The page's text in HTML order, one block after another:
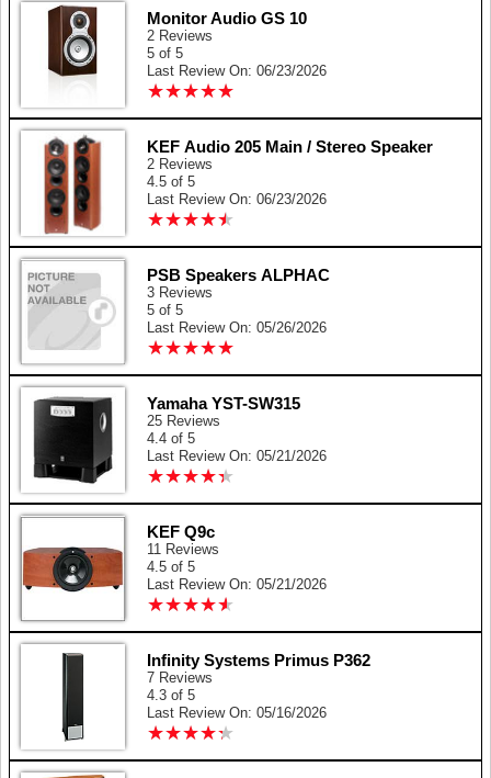
Monitor Audio GS 10
2 Reviews
5 of 5
Last Review On: 06/23/2026
★★★★★
★★★★★
KEF Audio 205 Main / Stereo Speaker
2 Reviews
4.5 of 5
Last Review On: 06/23/2026
★★★★★
★★★★★
PSB Speakers ALPHAC
3 Reviews
5 of 5
Last Review On: 05/26/2026
★★★★★
★★★★★
Yamaha YST-SW315
25 Reviews
4.4 of 5
Last Review On: 05/21/2026
★★★★★
★★★★★
KEF Q9c
11 Reviews
4.5 of 5
Last Review On: 05/21/2026
★★★★★
★★★★★
Infinity Systems Primus P362
7 Reviews
4.3 of 5
Last Review On: 05/16/2026
★★★★★
★★★★★